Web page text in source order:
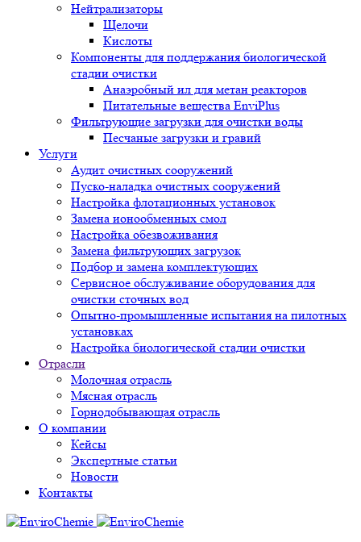
Нейтрализаторы
Щелочи
Кислоты
Компоненты для поддержания биологической
стадии очистки
Анаэробный ил для метан реакторов
Питательные вещества EnviPlus
Фильтрующие загрузки для очистки воды
Песчаные загрузки и гравий
Услуги
Аудит очистных сооружений
Пуско-наладка очистных сооружений
Настройка флотационных установок
Замена ионообменных смол
Настройка обезвоживания
Замена фильтрующих загрузок
Подбор и замена комплектующих
Сервисное обслуживание оборудования для
очистки сточных вод
Опытно-промышленные испытания на пилотных
установках
Настройка биологической стадии очистки
Отрасли
Молочная отрасль
Мясная отрасль
Горнодобывающая отрасль
О компании
Кейсы
Экспертные статьи
Новости
Контакты